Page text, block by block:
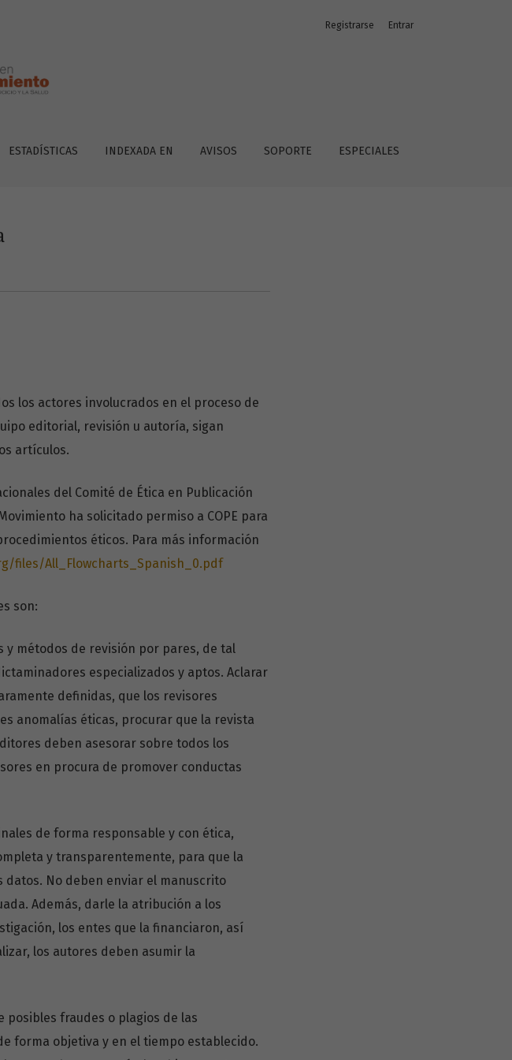
ESTADÍSTICAS INDEXADA EN AVISOS SOPORTE ESPECIALES
Registrarse Entrar
los actores involucrados en el proceso de
editorial, revisión u autoría, sigan
artículos.
del Comité de Ética en Publicación
ha solicitado permiso a COPE para
éticos. Para más información
files/All_Flowcharts_Spanish_0.pdf
son:
y métodos de revisión por pares, de tal
especializados y aptos. Aclarar
definidas, que los revisores
anomalías éticas, procurar que la revista
deben asesorar sobre todos los
en procura de promover conductas
de forma responsable y con ética,
y transparentemente, para que la
No deben enviar el manuscrito
Además, darle la atribución a los
los entes que la financiaron, así
los autores deben asumir la
posibles fraudes o plagios de las
forma objetiva y en el tiempo establecido.